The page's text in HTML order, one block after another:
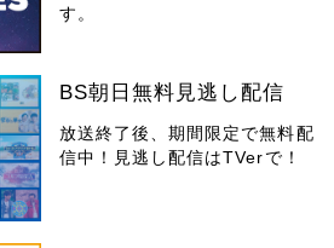
す。
BS朝日無料見逃し配信
放送終了後、期間限定で無料配
信中！見逃し配信はTVerで！